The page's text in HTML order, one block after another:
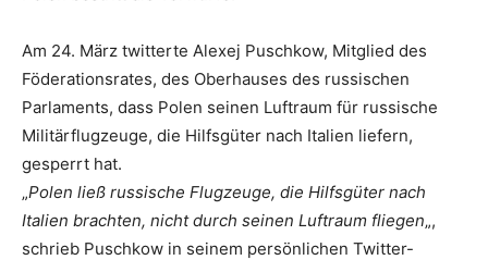
Am 24. März twitterte Alexej Puschkow, Mitglied des
Föderationsrates, des Oberhauses des russischen
Parlaments, dass Polen seinen Luftraum für russische
Militärflugzeuge, die Hilfsgüter nach Italien liefern,
gesperrt hat.
„Polen ließ russische Flugzeuge, die Hilfsgüter nach
Italien brachten, nicht durch seinen Luftraum fliegen„,
schrieb Puschkow in seinem persönlichen Twitter-